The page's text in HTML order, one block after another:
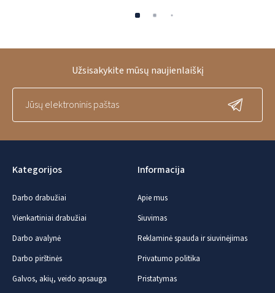
Kategorijos
Darbo drabužiai
Vienkartiniai drabužiai
Darbo avalynė
Darbo pirštinės
Galvos, akių, veido apsauga
Informacija
Apie mus
Siuvimas
Reklaminė spauda ir siuvinėjimas
Privatumo politika
Pristatymas
Užsisakykite mūsų naujienlaiškį